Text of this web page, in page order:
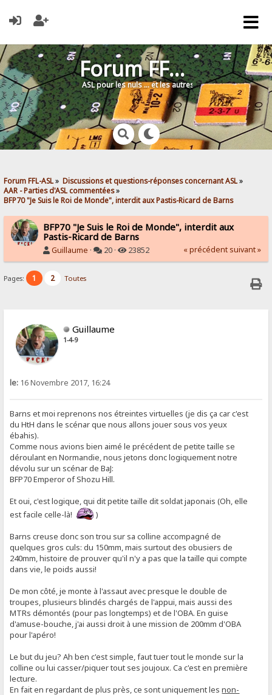
Forum FFL-ASL
ASL pour les nuls … et les autres !
Forum FFL-ASL» Discussions et questions-réponses concernant ASL»
AAR - Parties d'ASL commentées»
BFP70 "Je Suis le Roi de Monde", interdit aux Pastis-Ricard de Barns
BFP70 "Je Suis le Roi de Monde", interdit aux
Pastis-Ricard de Barns
Guillaume · 20 · 23852 « précédent suivant »
Pages: 1 2 Toutes
Guillaume
1-4-9
le: 16 Novembre 2017, 16:24
Barns et moi reprenons nos étreintes virtuelles (je dis ça car c'est
du HtH dans le scénar que nous allons jouer sous vos yeux
ébahis).
Comme nous avions bien aimé le précédent de petite taille se
déroulant en Normandie, nous jetons donc logiquement notre
dévolu sur un scénar de BaJ:
BFP70 Emperor of Shozu Hill.
Et oui, c'est logique, qui dit petite taille dit soldat japonais (Oh, elle
est facile celle-là!
)
Barns creuse donc son trou sur sa colline accompagné de
quelques gros culs: du 150mm, mais surtout des obusiers de
240mm, histoire de prouver qu'il n'y a pas que la taille qui compte
dans vie, le poids aussi!
De mon côté, je monte à l'assaut avec presque le double de
troupes, plusieurs blindés chargés de l'appui, mais aussi des
MTRs démontés (pour pas longtemps) et de l'OBA. En guise
d'amuse-bouche, j'ai aussi droit à une mission de 200mm d'OBA
pour l'apéro!
Le but du jeu? Ah ben c'est simple, faut tuer tout le monde sur la
colline ou lui casser/piquer tout ses joujoux. Ca c'est en première
lecture.
En fait en regardant de plus près, ce sont uniquement lesnon-